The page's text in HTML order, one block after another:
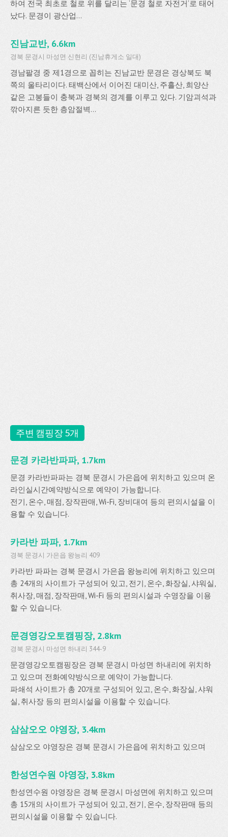
하여 전국 최초로 철로 위를 달리는 ‘문경 철로 자전거’로 태어
났다. 문경이 광산업...
진남교반, 6.6km
경북 문경시 마성면 신현리 (진남휴게소 일대)
경남팔경 중 제1경으로 꼽히는 진남교반 문경은 경상북도 북
쪽의 울타리이다. 태백산에서 이어진 대미산, 주흘산, 희양산
같은 고봉들이 충북과 경북의 경계를 이루고 있다. 기암괴석과
깎아지른 듯한 층암절벽...
주변 캠핑장 5개
문경 카라반파파, 1.7km
문경 카라반파파는 경북 문경시 가은읍에 위치하고 있으며 온
라인실시간예약방식으로 예약이 가능합니다.
전기, 온수, 매점, 장작판매, Wi-Fi, 장비대여 등의 편의시설을 이
용할 수 있습니다.
카라반 파파, 1.7km
경북 문경시 가은읍 왕능리 409
카라반 파파는 경북 문경시 가은읍 왕능리에 위치하고 있으며
총 24개의 사이트가 구성되어 있고, 전기, 온수, 화장실, 샤워실,
취사장, 매점, 장작판매, Wi-Fi 등의 편의시설과 수영장을 이용
할 수 있습니다.
문경영강오토캠핑장, 2.8km
경북 문경시 마성면 하내리 344-9
문경영강오토캠핑장은 경북 문경시 마성면 하내리에 위치하
고 있으며 전화예약방식으로 예약이 가능합니다.
파쇄석 사이트가 총 20개로 구성되어 있고, 온수, 화장실, 샤워
실, 취사장 등의 편의시설을 이용할 수 있습니다.
삼삼오오 야영장, 3.4km
삼삼오오 야영장은 경북 문경시 가은읍에 위치하고 있으며
한성연수원 야영장, 3.8km
한성연수원 야영장은 경북 문경시 마성면에 위치하고 있으며
총 15개의 사이트가 구성되어 있고, 전기, 온수, 장작판매 등의
편의시설을 이용할 수 있습니다.